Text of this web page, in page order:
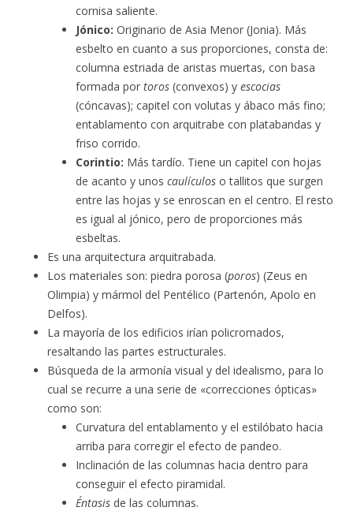
cornisa saliente.
Jónico: Originario de Asia Menor (Jonia). Más
esbelto en cuanto a sus proporciones, consta de:
columna estriada de aristas muertas, con basa
formada por toros (convexos) y escocias
(cóncavas); capitel con volutas y ábaco más fino;
entablamento con arquitrabe con platabandas y
friso corrido.
Corintio: Más tardío. Tiene un capitel con hojas
de acanto y unos caulículos o tallitos que surgen
entre las hojas y se enroscan en el centro. El resto
es igual al jónico, pero de proporciones más
esbeltas.
Es una arquitectura arquitrabada.
Los materiales son: piedra porosa (poros) (Zeus en
Olimpia) y mármol del Pentélico (Partenón, Apolo en
Delfos).
La mayoría de los edificios irían policromados,
resaltando las partes estructurales.
Búsqueda de la armonía visual y del idealismo, para lo
cual se recurre a una serie de «correcciones ópticas»
como son:
Curvatura del entablamento y el estilóbato hacia
arriba para corregir el efecto de pandeo.
Inclinación de las columnas hacia dentro para
conseguir el efecto piramidal.
Éntasis de las columnas.